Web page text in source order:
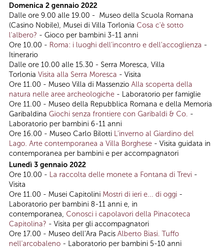
Domenica 2 gennaio 2022
Dalle ore 9.00 alle 19.00 - Museo della Scuola Romana
(Casino Nobile), Musei di Villa Torlonia Cosa c'è sotto
l'albero? - Gioco per bambini 3-11 anni
Ore 10.00 - Roma: i luoghi dell’incontro e dell’accoglienza -
Itinerario
Dalle ore 10.00 alle 15.30 - Serra Moresca, Villa
Torlonia Visita alla Serra Moresca - Visita
Ore 11.00 - Museo Villa di Massenzio Alla scoperta della
natura nelle aree archeologiche - Laboratorio per famiglie
Ore 11.00 - Museo della Repubblica Romana e della Memoria
Garibaldina Giochi senza frontiere con Garibaldi & Co. -
Laboratorio per bambini 6-11 anni
Ore 16.00 - Museo Carlo Bilotti L’inverno al Giardino del
Lago. Arte contemporanea a Villa Borghese - Visita guidata in
contemporanea per bambini e per accompagnatori
Lunedì 3 gennaio 2022
Ore 10.00 - La raccolta delle monete a Fontana di Trevi -
Visita
Ore 11.00 - Musei Capitolini Mostri di ieri e... di oggi -
Laboratorio per bambini 8-11 anni e, in
contemporanea, Conosci i capolavori della Pinacoteca
Capitolina? - Visita per gli accompagnatori
Ore 17.00 - Museo dell’Ara Pacis Alberto Biasi. Tuffo
nell'arcobaleno - Laboratorio per bambini 5-10 anni